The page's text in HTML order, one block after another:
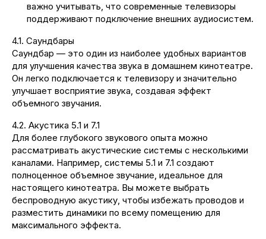
важно учитывать, что современные телевизоры
поддерживают подключение внешних аудиосистем.
4.1. Саундбары
Саундбар — это один из наиболее удобных вариантов
для улучшения качества звука в домашнем кинотеатре.
Он легко подключается к телевизору и значительно
улучшает восприятие звука, создавая эффект
объемного звучания.
4.2. Акустика 5.1 и 7.1
Для более глубокого звукового опыта можно
рассматривать акустические системы с несколькими
каналами. Например, системы 5.1 и 7.1 создают
полноценное объемное звучание, идеальное для
настоящего кинотеатра. Вы можете выбрать
беспроводную акустику, чтобы избежать проводов и
разместить динамики по всему помещению для
максимального эффекта.